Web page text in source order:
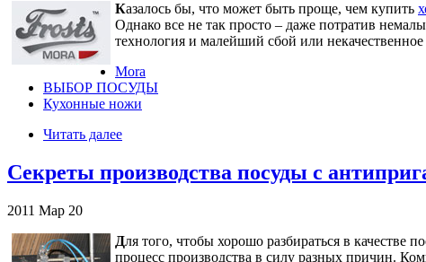
Казалось бы, что может быть проще, чем купить
Однако все не так просто – даже потратив
технология и малейший сбой или
Mora
ВЫБОР ПОСУДЫ
Кухонные ножи
Читать далее
Секреты производства посуды с
2011 Мар 20
Для того, чтобы хорошо разбираться в качестве
процесс производства в силу разных причин.